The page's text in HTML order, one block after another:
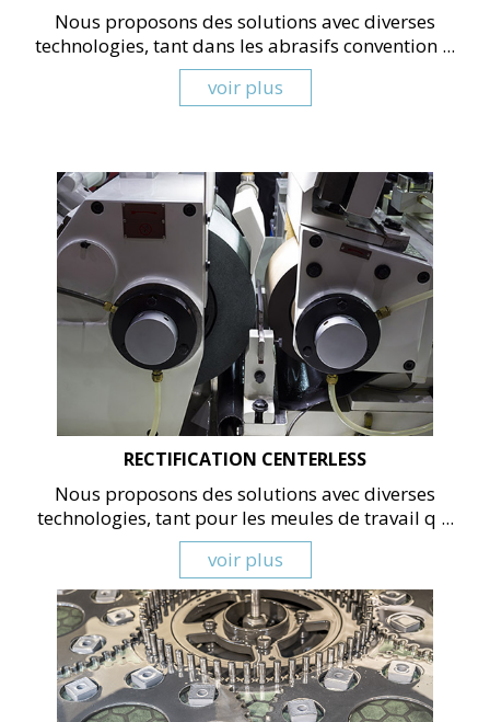
Nous proposons des solutions avec diverses
technologies, tant dans les abrasifs convention ...
voir plus
RECTIFICATION CENTERLESS
Nous proposons des solutions avec diverses
technologies, tant pour les meules de travail q ...
voir plus